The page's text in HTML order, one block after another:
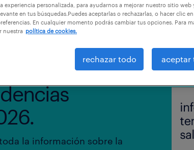
la información sobre la
experiencia personalizada, para ayudarnos a mejorar nuestro sitio web
en tus búsquedas.Puedes aceptarlas o rechazarlas, o hacer clic en
En cualquier momento podrás cambiar tus opciones. Para
nuestra política de cookies.
rechazar todo aceptar